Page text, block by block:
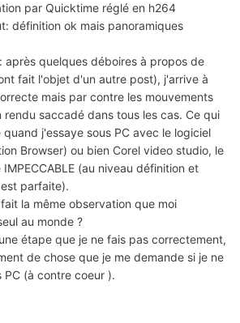
par Quicktime réglé en h264
définition ok mais panoramiques
après quelques déboires à propos de
fait l'objet d'un autre post), j'arrive à
mais par contre les mouvements
rendu saccadé dans tous les cas. Ce qui
j'essaye sous PC avec le logiciel
Browser) ou bien Corel video studio, le
(au niveau définition et
parfaite).
la même observation que moi
au monde ?
étape que je ne fais pas correctement,
de chose que je me demande si je ne
(à contre coeur ).